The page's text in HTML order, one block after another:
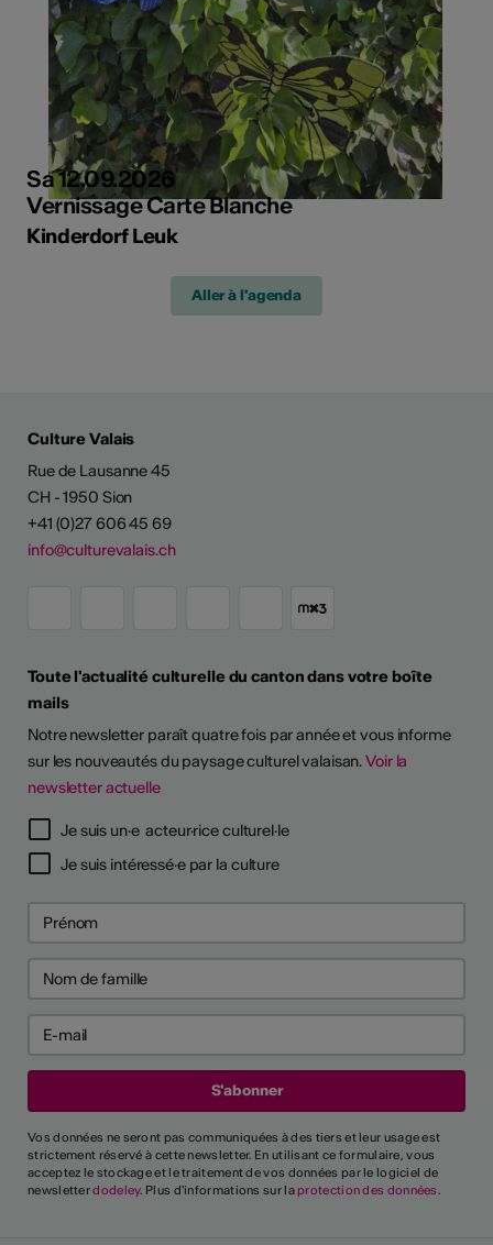
Sa 12.09.2026
Vernissage Carte Blanche
Kinderdorf Leuk
Aller à l'agenda
Culture Valais
Rue de Lausanne 45
CH - 1950 Sion
+41 (0)27 606 45 69
info@culturevalais.ch
Toute l'actualité culturelle du canton dans votre boîte
mails
Notre newsletter paraît quatre fois par année et vous informe
sur les nouveautés du paysage culturel valaisan.Voir la
newsletter actuelle
Je suis un·e acteur·rice culturel·le
Je suis intéressé·e par la culture
Vos données ne seront pas communiquées à des tiers et leur usage est
strictement réservé à cette newsletter. En utilisant ce formulaire, vous
acceptez le stockage et le traitement de vos données par le logiciel de
newsletterdodeley. Plus d'informations sur la protection des données.